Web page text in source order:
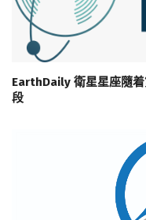
EarthDaily 衛星星座隨
段